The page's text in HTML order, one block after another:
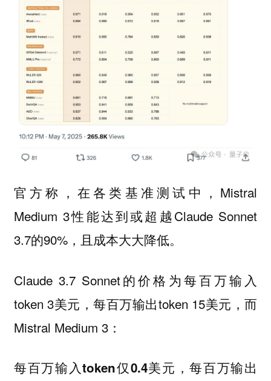
官方称，在各类基准测试中，Mistral
Medium 3性能达到或超越Claude Sonnet
3.7的90%，且成本大大降低。
Claude 3.7 Sonnet的价格为每百万输入
token 3美元，每百万输出token 15美元，而
Mistral Medium 3：
每百万输入token仅0.4美元，每百万输出